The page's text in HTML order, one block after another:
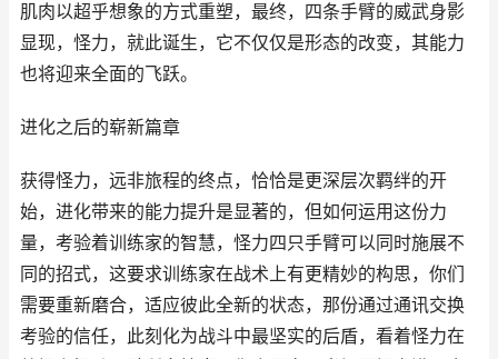
肌肉以超乎想象的方式重塑，最终，四条手臂的威武身影
显现，怪力，就此诞生，它不仅仅是形态的改变，其能力
也将迎来全面的飞跃。
进化之后的崭新篇章
获得怪力，远非旅程的终点，恰恰是更深层次羁绊的开
始，进化带来的能力提升是显著的，但如何运用这份力
量，考验着训练家的智慧，怪力四只手臂可以同时施展不
同的招式，这要求训练家在战术上有更精妙的构思，你们
需要重新磨合，适应彼此全新的状态，那份通过通讯交换
考验的信任，此刻化为战斗中最坚实的后盾，看着怪力在